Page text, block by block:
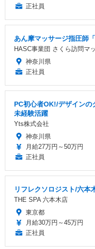
正社員
あん摩マッサージ指圧師
HASC事業団 さくら訪問マ
神奈川県
正社員
PC初心者OK!/デザインの
未経験活躍
Yts株式会社
神奈川県
月給27万円～50万円
正社員
リフレクソロジスト/六本
THE SPA 六本木店
東京都
月給30万円～45万円
正社員